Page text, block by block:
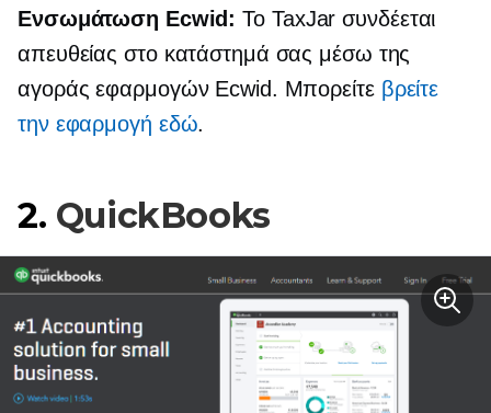
Ενσωμάτωση Ecwid:Το TaxJar συνδέεται
απευθείας στο κατάστημά σας μέσω της
αγοράς εφαρμογών Ecwid. Μπορείτε βρείτε
την εφαρμογή εδώ.
2. QuickBooks